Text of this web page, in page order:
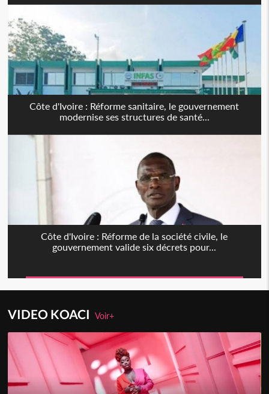
Côte d'Ivoire : Réforme sanitaire, le gouvernement
modernise ses structures de santé...
Côte d'Ivoire : Réforme de la société civile, le
gouvernement valide six décrets pour...
VIDEO KOACIVoir+